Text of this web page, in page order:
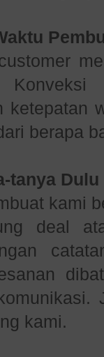
Konveksi
ketepatan
berapa
tanya Dulu
kami
deal
kami.